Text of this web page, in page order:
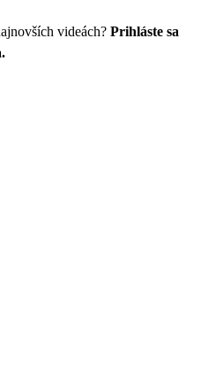
videách? Prihláste sa